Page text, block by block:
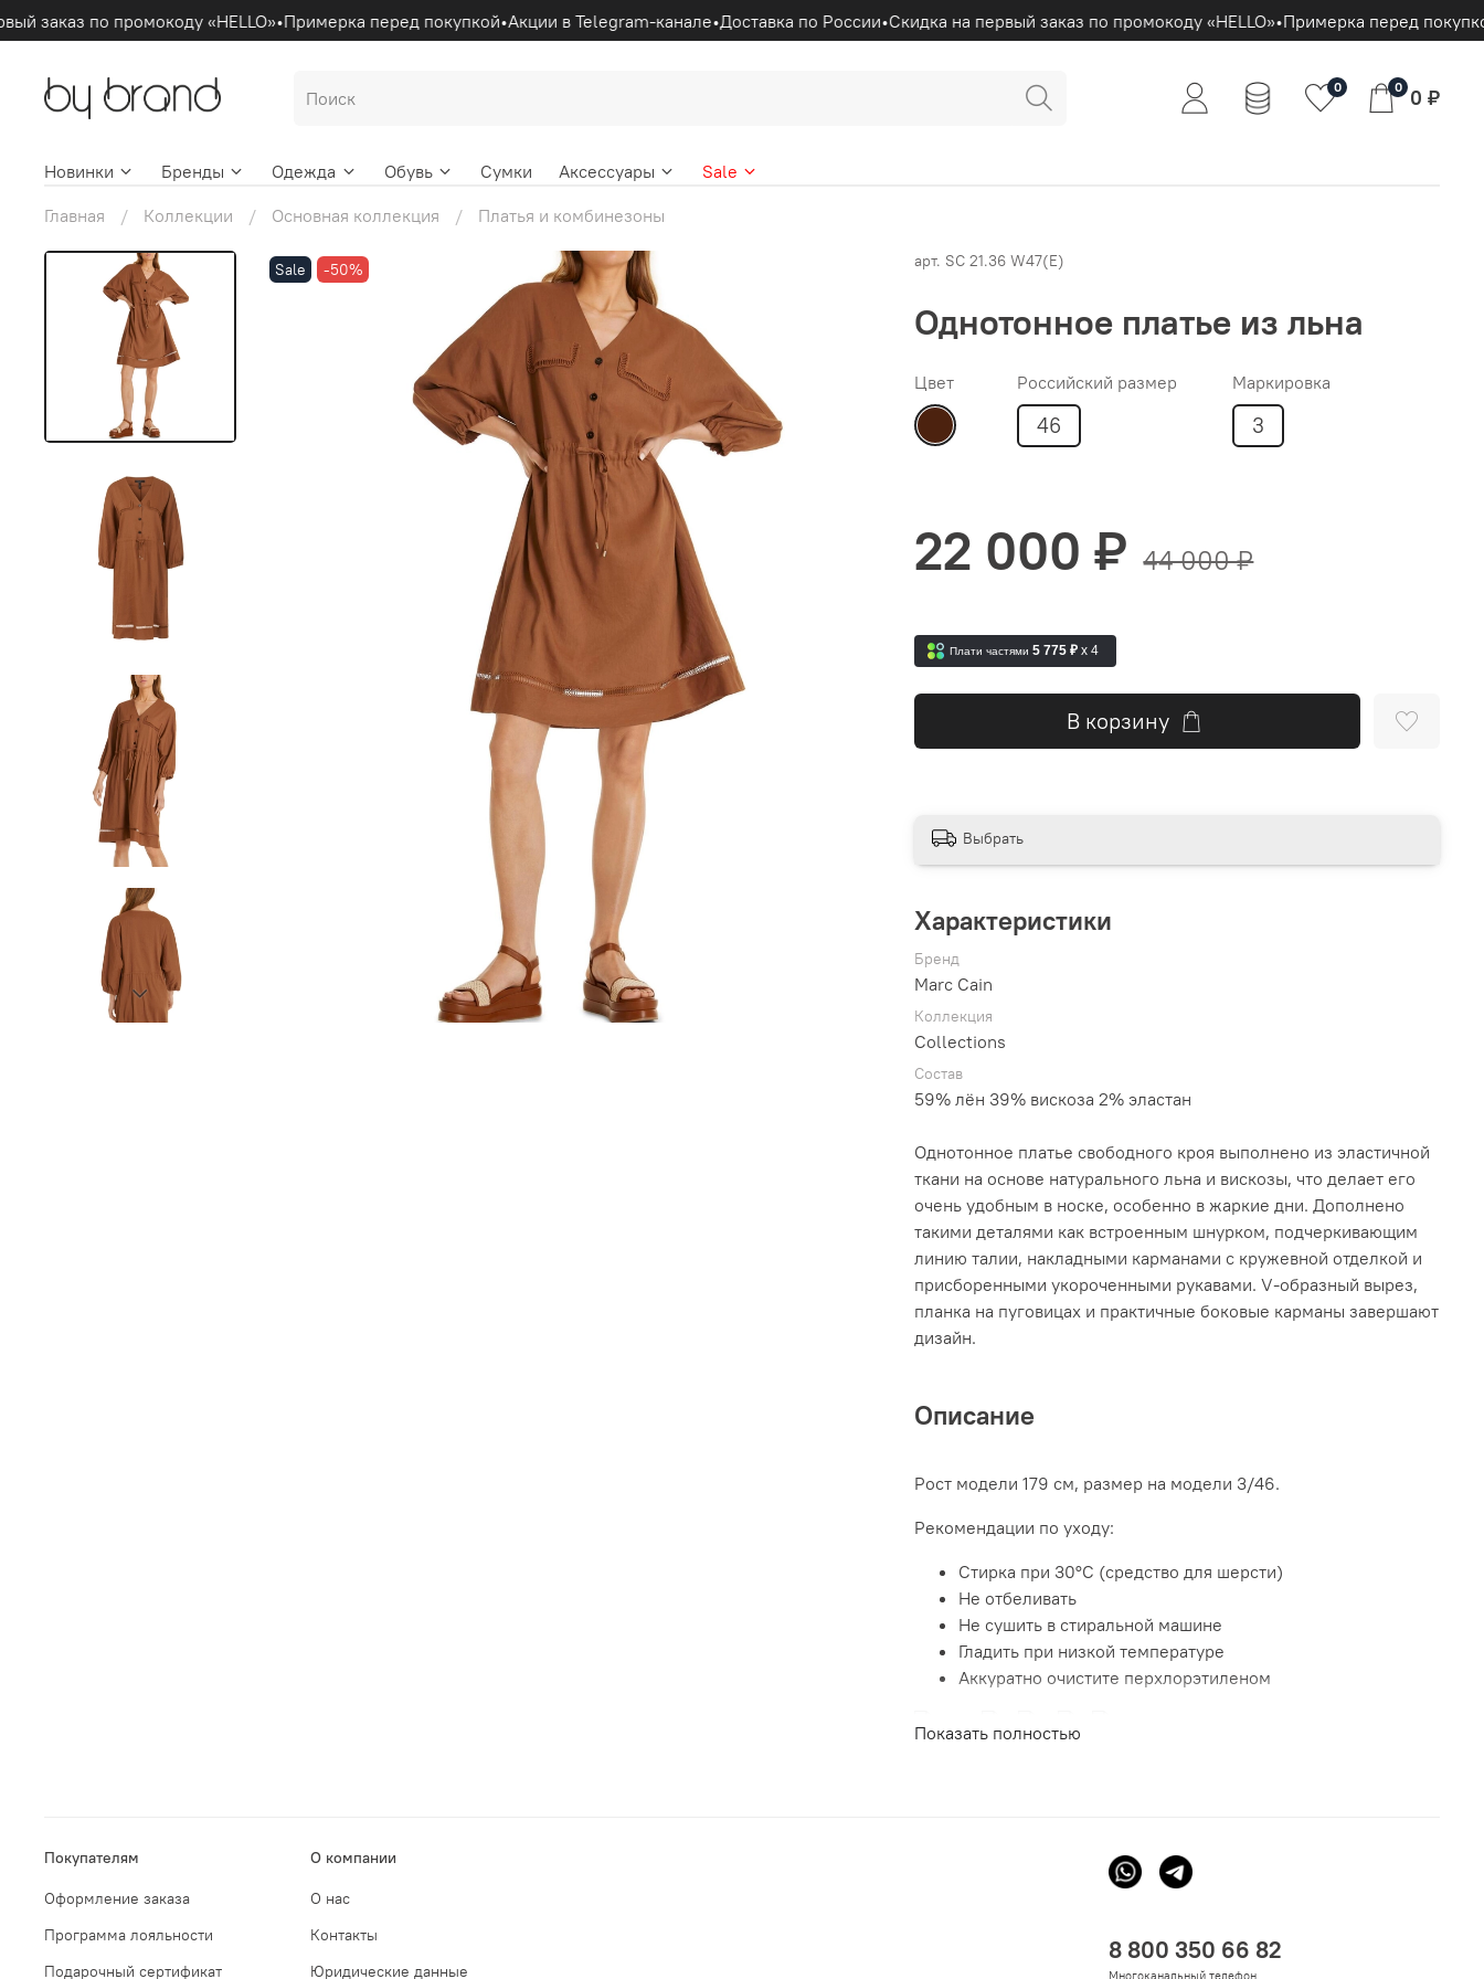
заказ по промокоду «HELLO»•Примерка перед покупкой•Акции в Telegram-канале•Доставка по России•Скидка на первый заказ по промокоду «HELLO»•Примерка перед
0 0 0 ₽
Новинки Бренды Одежда Обувь Сумки Аксессуары
Sale
Главная
Коллекции Основная коллекция Платья и комбинезоны
Sale -50% арт. SC 21.36 W47(E)
Однотонное платье из льна
Цвет Российский размер
46
Маркировка
3
22 000 ₽ 44 000 ₽
Плати частями 5 775 ₽ x 4
В корзину
Выбрать
Характеристики
Бренд
Marc Cain
Коллекция
Collections
Состав
59% лён 39% вискоза 2% эластан
Однотонное платье свободного кроя выполнено из эластичной
ткани на основе натурального льна и вискозы, что делает его
очень удобным в носке, особенно в жаркие дни. Дополнено
такими деталями как встроенным шнурком, подчеркивающим
линию талии, накладными карманами с кружевной отделкой и
присборенными укороченными рукавами. V-образный вырез,
планка на пуговицах и практичные боковые карманы завершают
дизайн.
Описание
Рост модели 179 см, размер на модели 3/46.
Рекомендации по уходу:
Стирка при 30°С (средство для шерсти)
Не отбеливать
Не сушить в стиральной машине
Гладить при низкой температуре
Аккуратно очистите перхлорэтиленом
Показать полностью
Покупателям
Оформление заказа
Программа лояльности
Подарочный сертификат
О компании
О нас
Контакты
Юридические данные
8 800 350 66 82